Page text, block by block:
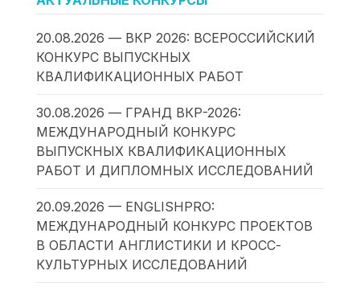
20.08.2026 — ВКР 2026: ВСЕРОССИЙСКИЙ
КОНКУРС ВЫПУСКНЫХ
КВАЛИФИКАЦИОННЫХ РАБОТ
30.08.2026 — ГРАНД ВКР-2026:
МЕЖДУНАРОДНЫЙ КОНКУРС
ВЫПУСКНЫХ КВАЛИФИКАЦИОННЫХ
РАБОТ И ДИПЛОМНЫХ ИССЛЕДОВАНИЙ
20.09.2026 — ENGLISHPRO:
МЕЖДУНАРОДНЫЙ КОНКУРС ПРОЕКТОВ
В ОБЛАСТИ АНГЛИСТИКИ И КРОСС-
КУЛЬТУРНЫХ ИССЛЕДОВАНИЙ